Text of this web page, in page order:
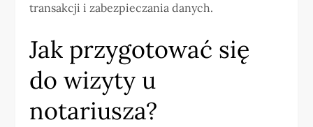
transakcji i zabezpieczania danych.
Jak przygotować się
do wizyty u
notariusza?